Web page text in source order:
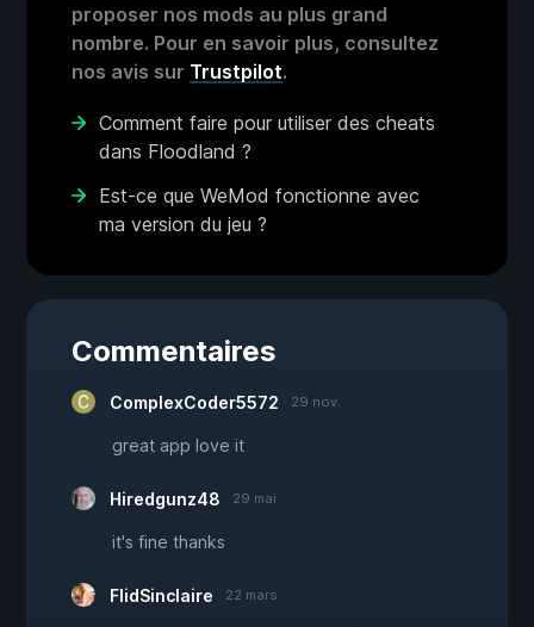
proposer nos mods au plus grand
nombre. Pour en savoir plus, consultez
nos avis sur Trustpilot.
Comment faire pour utiliser des cheats
dans Floodland ?
Est-ce que WeMod fonctionne avec
ma version du jeu ?
Commentaires
ComplexCoder5572 29 nov.
great app love it
Hiredgunz48 29 mai
it's fine thanks
FlidSinclaire 22 mars